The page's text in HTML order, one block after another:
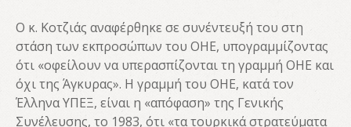
Ο κ. Κοτζιάς αναφέρθηκε σε συνέντευξή του στη
στάση των εκπροσώπων του ΟΗΕ, υπογραμμίζοντας
ότι «οφείλουν να υπερασπίζονται τη γραμμή ΟΗΕ και
όχι της Άγκυρας». Η γραμμή του ΟΗΕ, κατά τον
Έλληνα ΥΠΕΞ, είναι η «απόφαση» της Γενικής
Συνέλευσης, το 1983, ότι «τα τουρκικά στρατεύματα